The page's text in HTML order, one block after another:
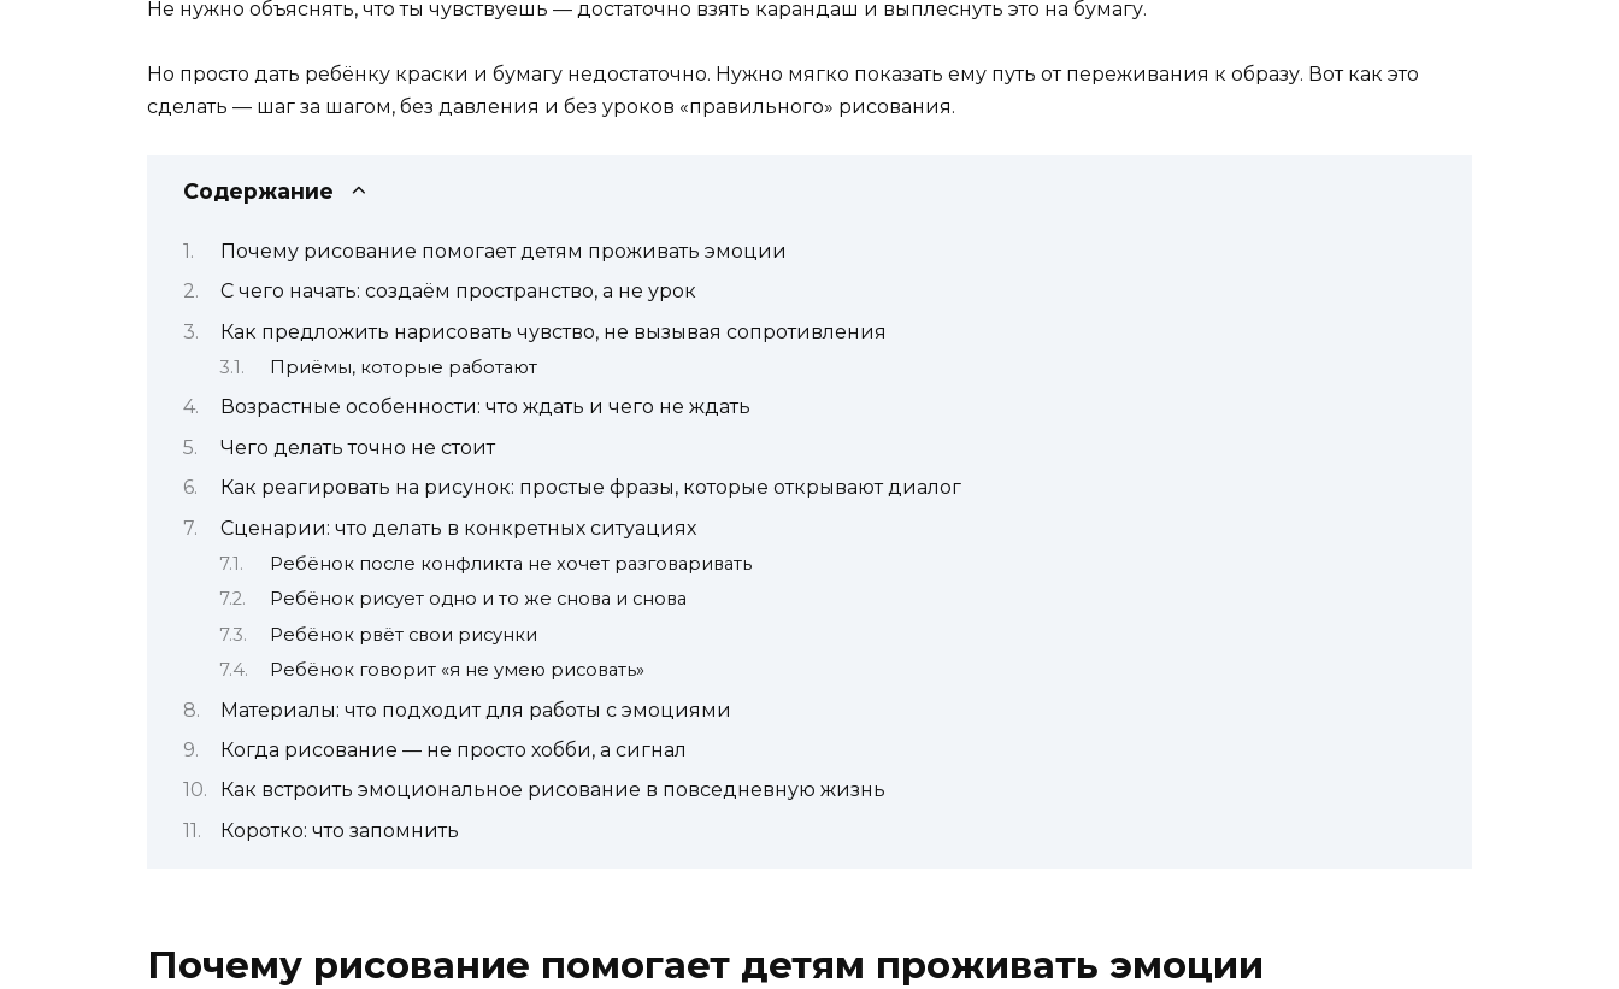
Не нужно объяснять, что ты чувствуешь — достаточно взять карандаш и выплеснуть это на бумагу.
Но просто дать ребёнку краски и бумагу недостаточно. Нужно мягко показать ему путь от переживания к образу. Вот как это
сделать — шаг за шагом, без давления и без уроков «правильного» рисования.
Содержание
Почему рисование помогает детям проживать эмоции
С чего начать: создаём пространство, а не урок
Как предложить нарисовать чувство, не вызывая сопротивления
Приёмы, которые работают
Возрастные особенности: что ждать и чего не ждать
Чего делать точно не стоит
Как реагировать на рисунок: простые фразы, которые открывают диалог
Сценарии: что делать в конкретных ситуациях
Ребёнок после конфликта не хочет разговаривать
Ребёнок рисует одно и то же снова и снова
Ребёнок рвёт свои рисунки
Ребёнок говорит «я не умею рисовать»
Материалы: что подходит для работы с эмоциями
Когда рисование — не просто хобби, а сигнал
Как встроить эмоциональное рисование в повседневную жизнь
Коротко: что запомнить
Почему рисование помогает детям проживать эмоции